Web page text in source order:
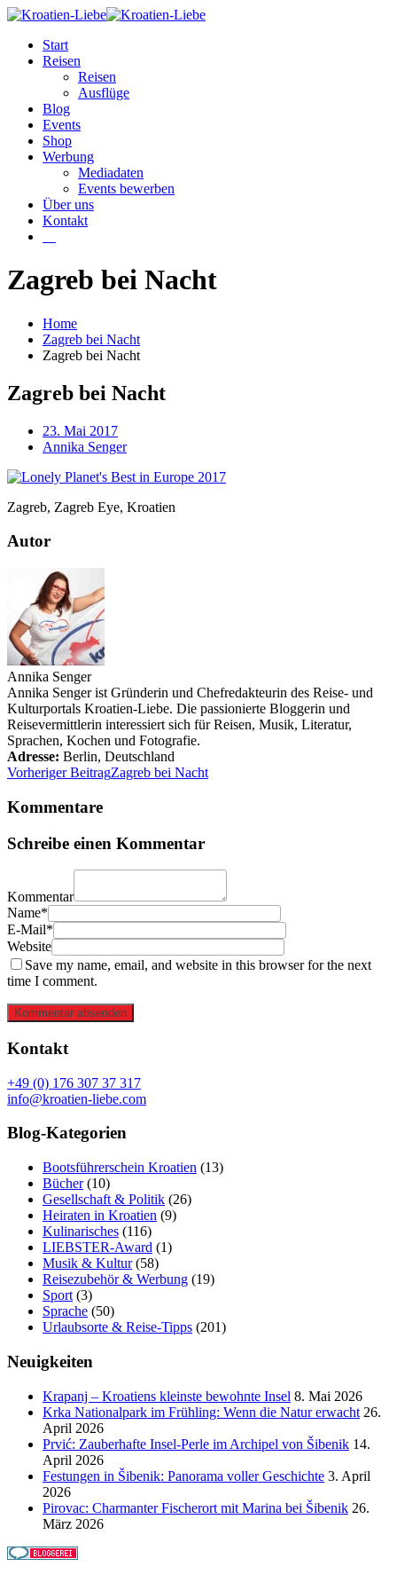
Start
Reisen
Reisen
Ausflüge
Blog
Events
Shop
Werbung
Mediadaten
Events bewerben
Über uns
Kontakt
Zagreb bei Nacht
Home
Zagreb bei Nacht
Zagreb bei Nacht
Zagreb bei Nacht
23. Mai 2017
Annika Senger
Zagreb, Zagreb Eye, Kroatien
Autor
Annika Senger
Annika Senger ist Gründerin und Chefredakteurin des Reise- und
Kulturportals Kroatien-Liebe. Die passionierte Bloggerin und
Reisevermittlerin interessiert sich für Reisen, Musik, Literatur,
Sprachen, Kochen und Fotografie.
Adresse: Berlin, Deutschland
Vorheriger BeitragZagreb bei Nacht
Kommentare
Schreibe einen Kommentar
Kommentar
Name*
E-Mail*
Website
Save my name, email, and website in this browser for the next
time I comment.
Kommentar absenden
Kontakt
+49 (0) 176 307 37 317
info@kroatien-liebe.com
Blog-Kategorien
Bootsführerschein Kroatien (13)
Bücher(10)
Gesellschaft & Politik (26)
Heiraten in Kroatien (9)
Kulinarisches (116)
LIEBSTER-Award (1)
Musik & Kultur(58)
Reisezubehör & Werbung (19)
Sport (3)
Sprache (50)
Urlaubsorte & Reise-Tipps (201)
Neuigkeiten
Krapanj – Kroatiens kleinste bewohnte Insel 8. Mai 2026
Krka Nationalpark im Frühling: Wenn die Natur erwacht 26.
April 2026
Prvić: Zauberhafte Insel-Perle im Archipel von Šibenik 14.
April 2026
Festungen in Šibenik: Panorama voller Geschichte 3. April
2026
Pirovac: Charmanter Fischerort mit Marina bei Šibenik 26.
März 2026